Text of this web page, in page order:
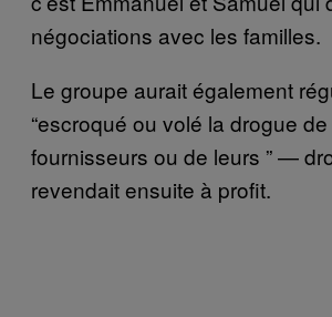
négociations avec les familles.
Le groupe aurait également
“escroqué ou volé la drogue
fournisseurs ou de leurs ” —
revendait ensuite à profit.